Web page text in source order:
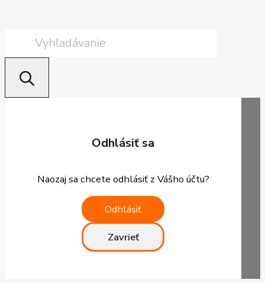
Odhlásiť sa
Naozaj sa chcete odhlásiť z Vášho účtu?
Odhlásiť
Zavrieť